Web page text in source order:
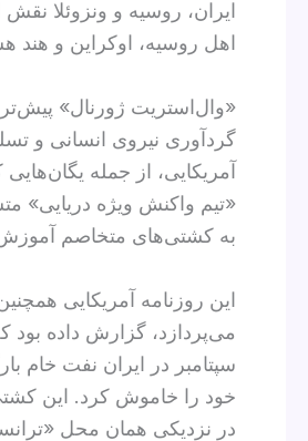
ایران، روسیه و ونزوئلا
اهل روسیه، اوکراین و هند
«وال‌استریت ژورنال»
گردآوری نیروی انسانی و
آمریکایی، از جمله
«تیم واکنش ویژه دریایی»
به کشتی‌های متخاصم آموزش‌
این روزنامه آمریکایی
سپتامبر در ایران نفت خام
خود را خاموش کرد. این
در نزدیکی همان محل